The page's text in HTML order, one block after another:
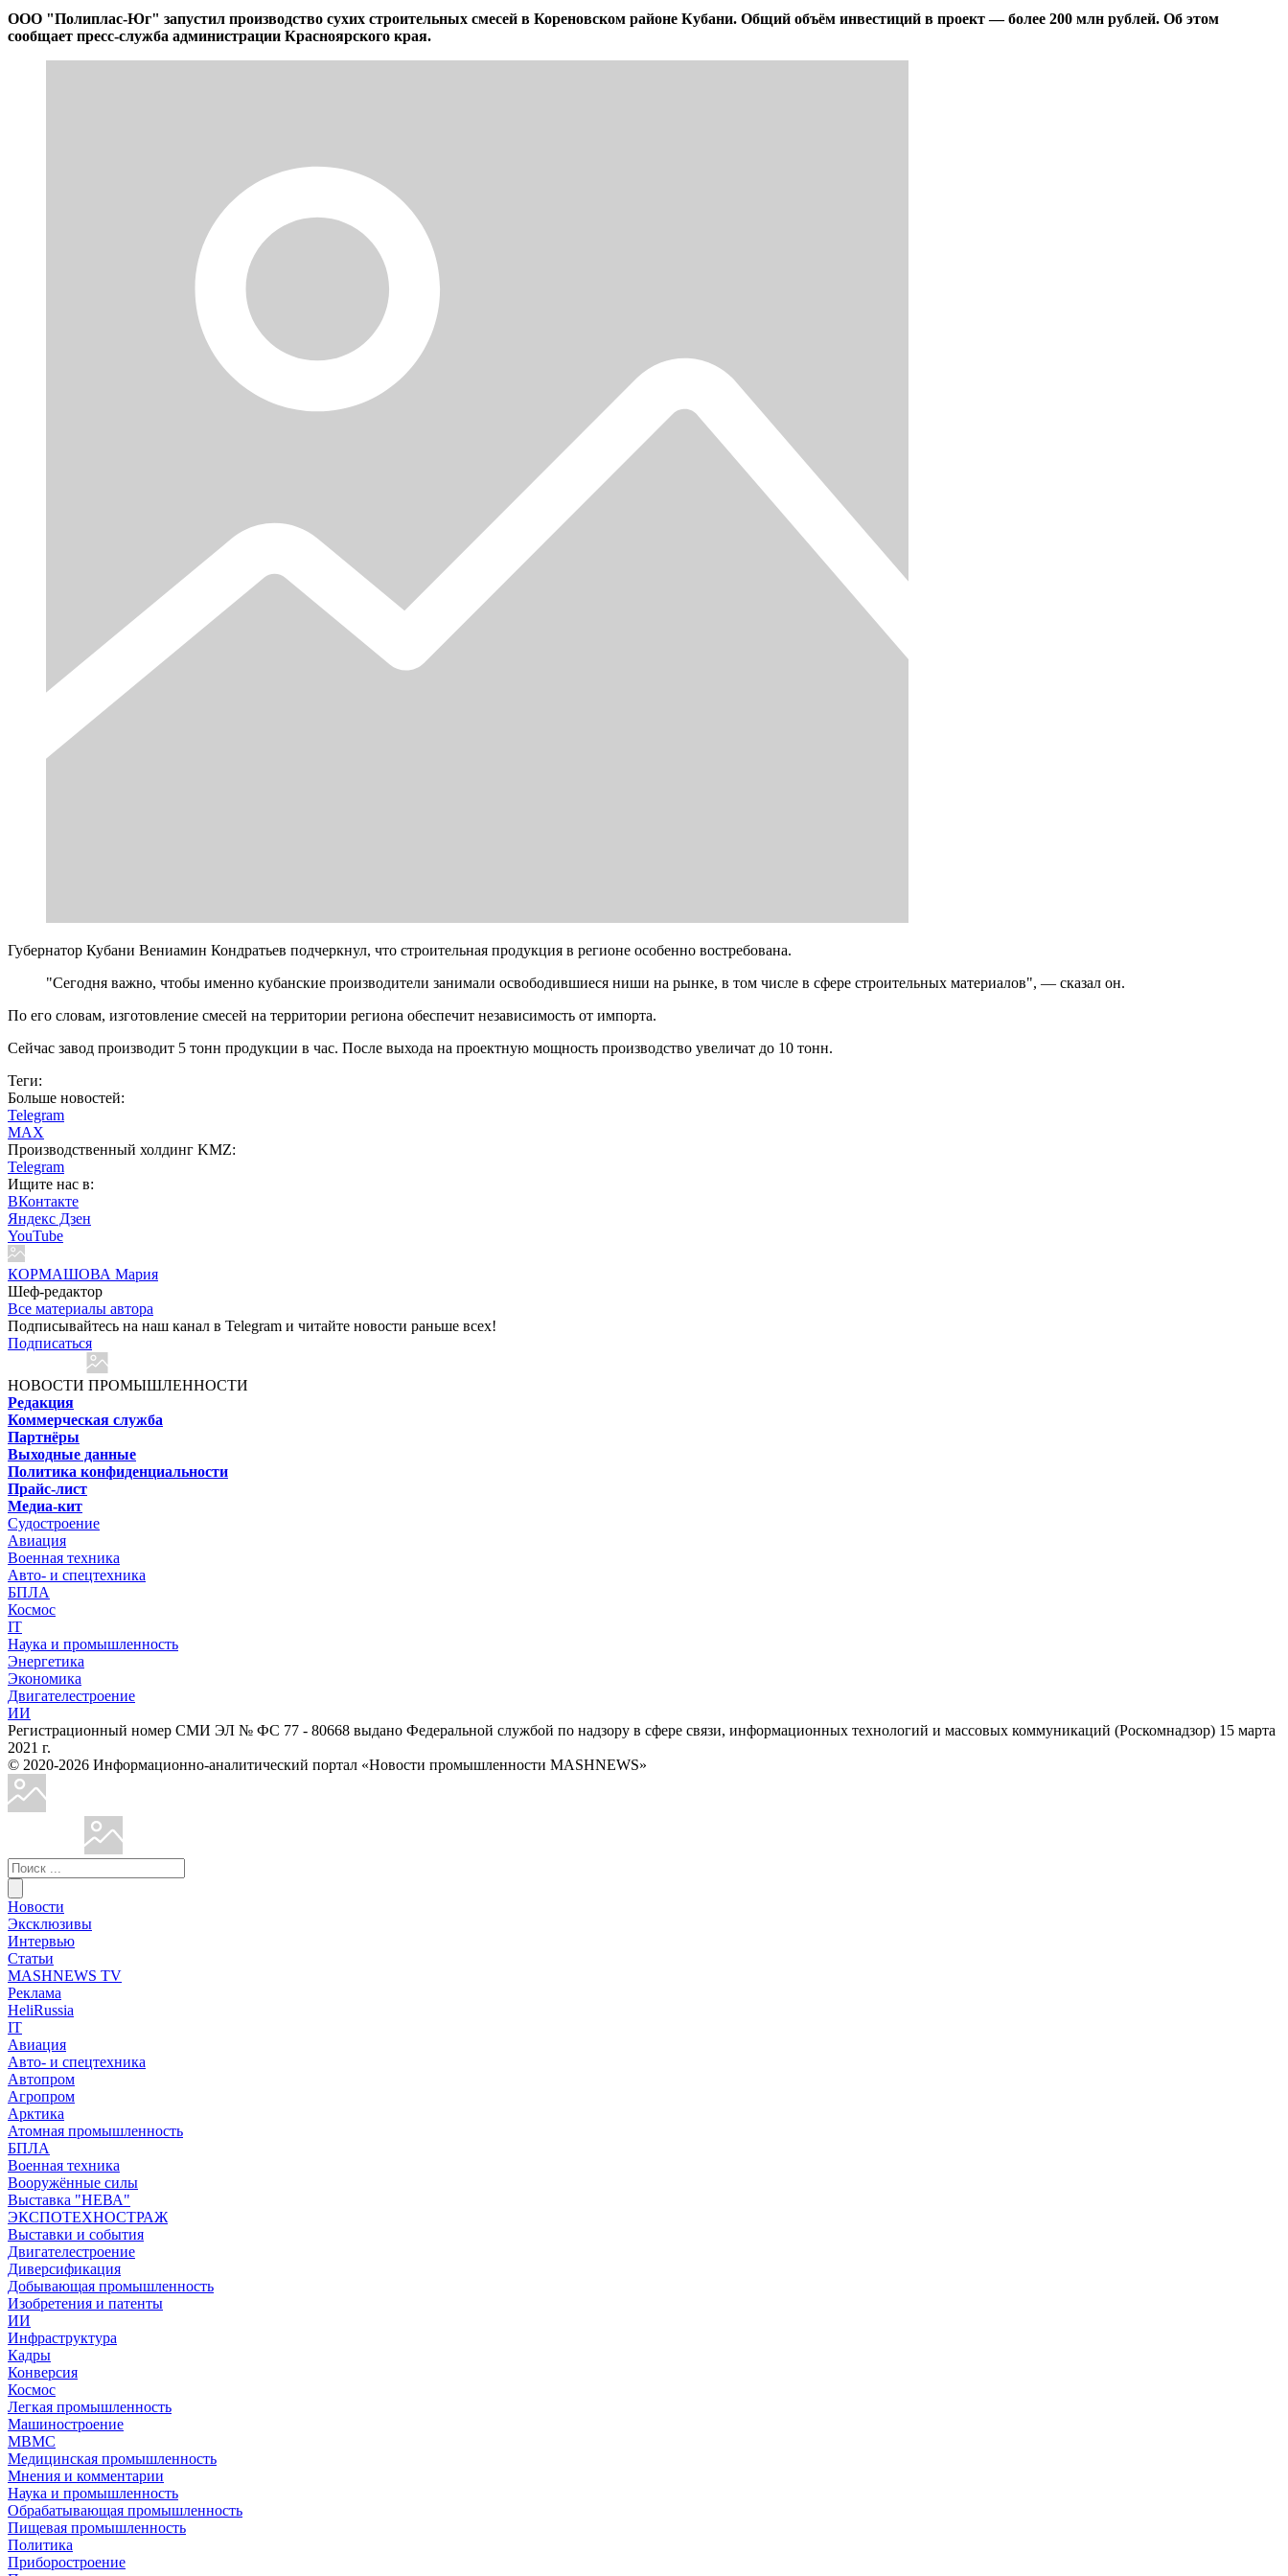
ООО "Полиплас-Юг" запустил производство сухих строительных смесей в Кореновском районе Кубани. Общий объём инвестиций в проект — более 200 млн рублей. Об этом
сообщает пресс-служба администрации Красноярского края.
Губернатор Кубани Вениамин Кондратьев подчеркнул, что строительная продукция в регионе особенно востребована.
"Сегодня важно, чтобы именно кубанские производители занимали освободившиеся ниши на рынке, в том числе в сфере строительных материалов", — сказал он.
По его словам, изготовление смесей на территории региона обеспечит независимость от импорта.
Сейчас завод производит 5 тонн продукции в час. После выхода на проектную мощность производство увеличат до 10 тонн.
Теги:
Больше новостей:
Telegram
MAX
Производственный холдинг KMZ:
Telegram
Ищите нас в:
ВКонтакте
Яндекс Дзен
YouTube
КОРМАШОВА Мария
Шеф-редактор
Все материалы автора
Подписывайтесь на наш канал в Telegram и читайте новости раньше всех!
Подписаться
НОВОСТИ ПРОМЫШЛЕННОСТИ
Редакция
Коммерческая служба
Партнёры
Выходные данные
Политика конфиденциальности
Прайс-лист
Медиа-кит
Судостроение
Авиация
Военная техника
Авто- и спецтехника
БПЛА
Космос
IT
Наука и промышленность
Энергетика
Экономика
Двигателестроение
ИИ
Регистрационный номер СМИ ЭЛ № ФС 77 - 80668 выдано Федеральной службой по надзору в сфере связи, информационных технологий и массовых коммуникаций (Роскомнадзор) 15 марта
2021 г.
© 2020-2026 Информационно-аналитический портал «Новости промышленности MASHNEWS»
Новости
Эксклюзивы
Интервью
Статьи
MASHNEWS TV
Реклама
HeliRussia
IT
Авиация
Авто- и спецтехника
Автопром
Агропром
Арктика
Атомная промышленность
БПЛА
Военная техника
Вооружённые силы
Выставка "НЕВА"
ЭКСПОТЕХНОСТРАЖ
Выставки и события
Двигателестроение
Диверсификация
Добывающая промышленность
Изобретения и патенты
ИИ
Инфраструктура
Кадры
Конверсия
Космос
Легкая промышленность
Машиностроение
МВМС
Медицинская промышленность
Мнения и комментарии
Наука и промышленность
Обрабатывающая промышленность
Пищевая промышленность
Политика
Приборостроение